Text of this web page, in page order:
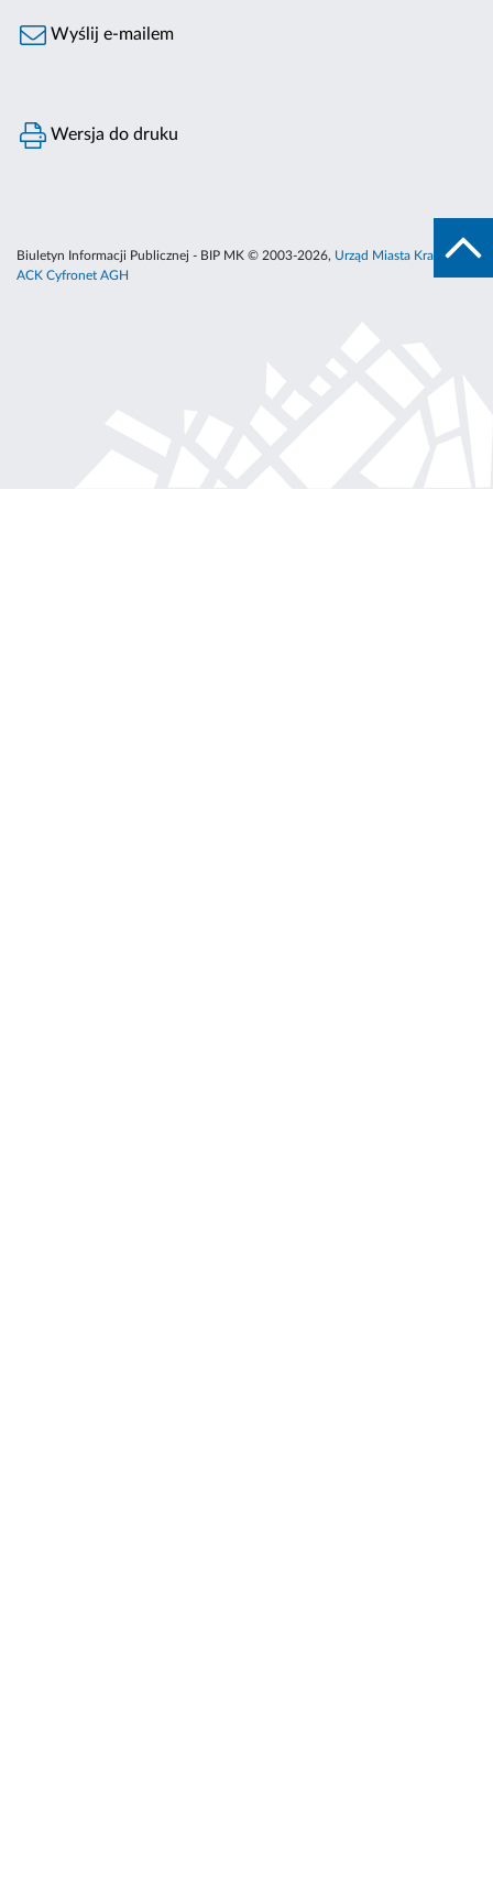
Wyślij e-mailem
Wersja do druku
Biuletyn Informacji Publicznej - BIP MK © 2003-2026, Urząd Miasta Krakowa
ACK Cyfronet AGH